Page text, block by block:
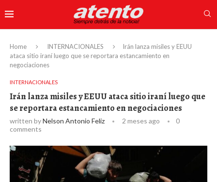
Home INTERNACIONALES
Irán lanza misiles y EEUU
ataca sitio iraní luego que se reportara estancamiento en
negociaciones
INTERNACIONALES
Irán lanza misiles y EEUU ataca sitio iraní luego que
se reportara estancamiento en negociaciones
written byNelson Antonio Feliz 2 meses ago
0
comments